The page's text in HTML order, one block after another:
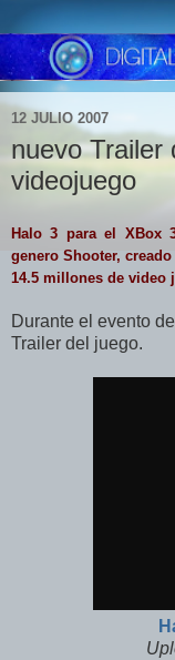
12 JULIO 2007
nuevo Trailer
videojuego
Halo 3 para el XBox
genero Shooter,
14.5 millones de video
Durante el evento
Trailer del juego.